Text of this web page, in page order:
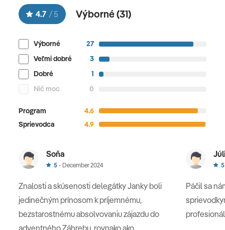
4.7 /5 Výborné (31)
Výborné
27
Veľmi dobré
3
Dobré
1
Nič moc
0
Program
4.6
Sprievodca
4.9
Soňa
5 December 2024
Znalosti a skúsenosti delegátky Janky boli
jedinečným prínosom k príjemnému,
bezstarostnému absolvovaniu zájazdu do
adventného Záhrebu, rovnako ako
5
Páčil sa